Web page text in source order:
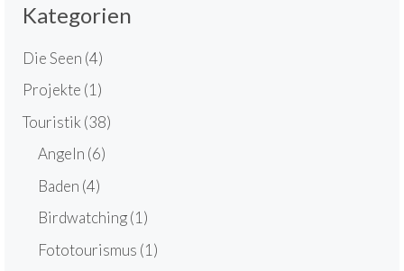
Kategorien
Die Seen (4)
Projekte (1)
Touristik (38)
Angeln (6)
Baden (4)
Birdwatching(1)
Fototourismus (1)